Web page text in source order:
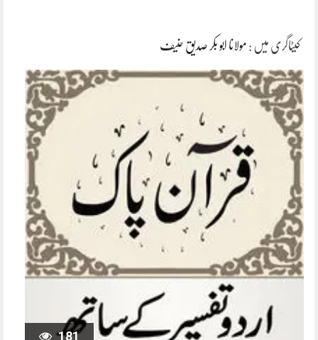
کیٹاگری میں : مولانا ابو بکر صدیق حنیف
181